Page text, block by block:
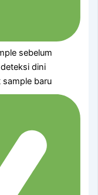
sebelum
dini
baru